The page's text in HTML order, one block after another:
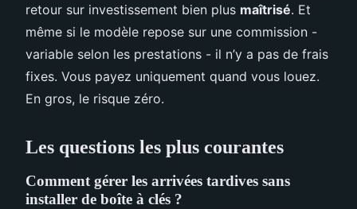
retour sur investissement bien plus maîtrisé. Et
même si le modèle repose sur une commission -
variable selon les prestations - il n’y a pas de frais
fixes. Vous payez uniquement quand vous louez.
En gros, le risque zéro.
Les questions les plus courantes
Comment gérer les arrivées tardives sans
installer de boîte à clés ?